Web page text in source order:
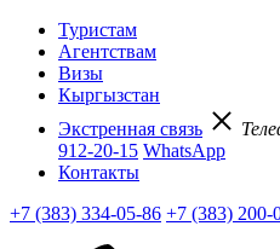
Туристам
Агентствам
Визы
Кыргызстан
Экстренная связь
912-20-15 WhatsApp
Контакты
+7 (383) 334-05-86 +7 (383) 200-